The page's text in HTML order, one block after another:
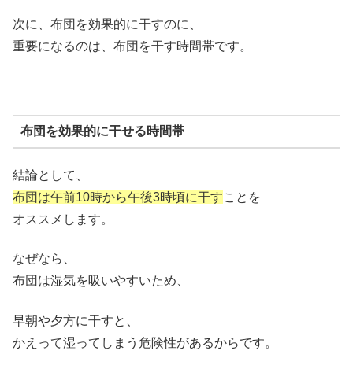
次に、布団を効果的に干すのに、
重要になるのは、布団を干す時間帯です。
布団を効果的に干せる時間帯
結論として、
布団は午前10時から午後3時頃に干すことを
オススメします。
なぜなら、
布団は湿気を吸いやすいため、
早朝や夕方に干すと、
かえって湿ってしまう危険性があるからです。